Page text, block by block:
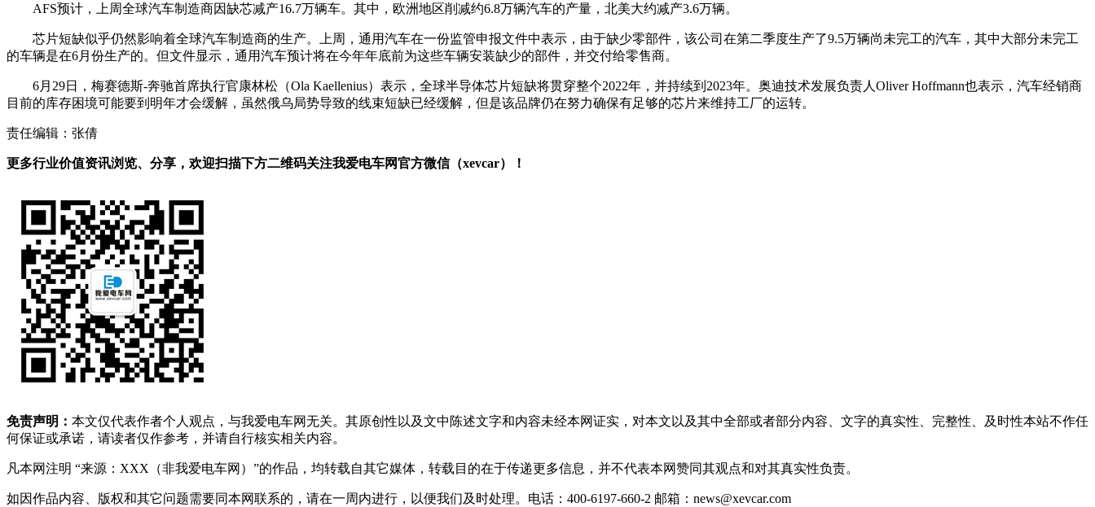
AFS预计，上周全球汽车制造商因缺芯减产16.7万辆车。其中，欧洲地区削减约6.8万辆汽车的产量，北美大约减产3.6万辆。
芯片短缺似乎仍然影响着全球汽车制造商的生产。上周，通用汽车在一份监管申报文件中表示，由于缺少零部件，该公司在第二季度生产了9.5万辆尚未完工的汽车，其中大部分未完工
的车辆是在6月份生产的。但文件显示，通用汽车预计将在今年年底前为这些车辆安装缺少的部件，并交付给零售商。
6月29日，梅赛德斯-奔驰首席执行官康林松（Ola Kaellenius）表示，全球半导体芯片短缺将贯穿整个2022年，并持续到2023年。奥迪技术发展负责人Oliver Hoffmann也表示，汽车经销商
目前的库存困境可能要到明年才会缓解，虽然俄乌局势导致的线束短缺已经缓解，但是该品牌仍在努力确保有足够的芯片来维持工厂的运转。
责任编辑：张倩
更多行业价值资讯浏览、分享，欢迎扫描下方二维码关注我爱电车网官方微信（xevcar）！
免责声明： 本文仅代表作者个人观点，与我爱电车网无关。其原创性以及文中陈述文字和内容未经本网证实，对本文以及其中全部或者部分内容、文字的真实性、完整性、及时性本站不作任
何保证或承诺，请读者仅作参考，并请自行核实相关内容。
凡本网注明 “来源：XXX（非我爱电车网）”的作品，均转载自其它媒体，转载目的在于传递更多信息，并不代表本网赞同其观点和对其真实性负责。
如因作品内容、版权和其它问题需要同本网联系的，请在一周内进行，以便我们及时处理。电话：400-6197-660-2 邮箱：news@xevcar.com